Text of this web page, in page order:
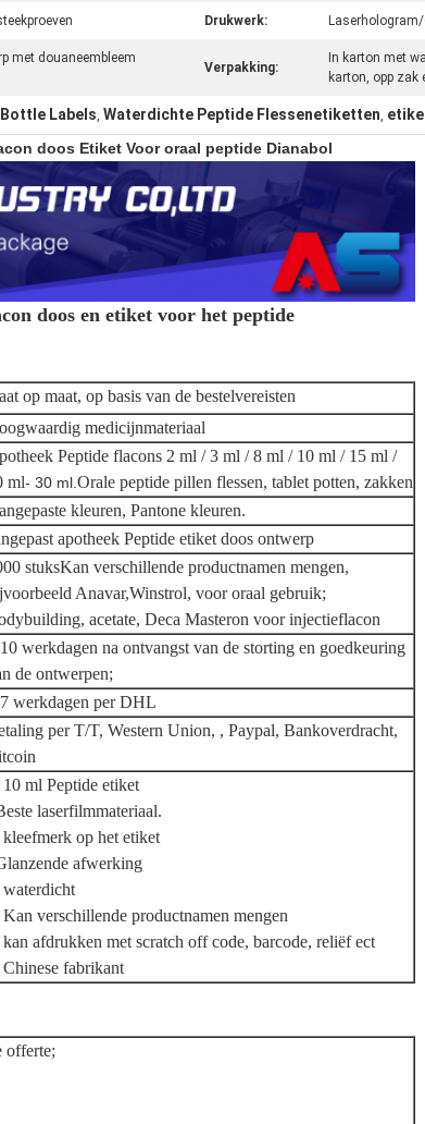
Drukwerk:
met douaneembleem
Verpakking:
In karton met
karton, opp zak
Labels, Waterdichte Peptide Flessenetiketten,
doos Etiket Voor oraal peptide Dianabol
doos en etiket voor het peptide
op maat, op basis van de bestelvereisten
medicijnmateriaal
Peptide flacons 2 ml / 3 ml / 8 ml / 10 ml / 15 ml /
ml- 30 ml. Orale peptide pillen flessen, tablet potten, zakken
kleuren, Pantone kleuren.
apotheek Peptide etiket doos ontwerp
stuksKan verschillende productnamen mengen,
Anavar,Winstrol, voor oraal gebruik;
acetate, Deca Masteron voor injectieflacon
werkdagen na ontvangst van de storting en goedkeuring
de ontwerpen;
werkdagen per DHL
per T/T, Western Union, , Paypal, Bankoverdracht,
10 ml Peptide etiket
laserfilmmateriaal.
kleefmerk op het etiket
afwerking
waterdicht
verschillende productnamen mengen
kan afdrukken met scratch off code, barcode, reliëf ect
Chinese fabrikant
offerte;